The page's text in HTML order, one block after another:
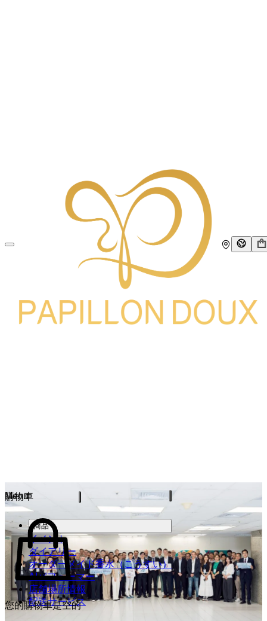
Menu
商品
イベント
ダイアリー​
オーダーメイド香水（こうすい）
AIパフューマー
店舗場所情報​
配送サービス
購物車
您的購物車是空的